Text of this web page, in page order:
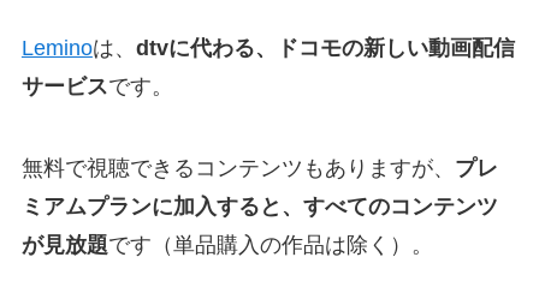
Leminoは、 dtvに代わる、ドコモの新しい動画配信
サービスです。
無料で視聴できるコンテンツもありますが、 プレ
ミアムプランに加入すると、すべてのコンテンツ
が見放題です（単品購入の作品は除く）。